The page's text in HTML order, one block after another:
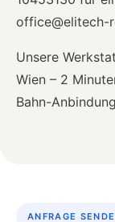
office@elitech-
Unsere
Wien – 2
Bahn-
ANFRAGE